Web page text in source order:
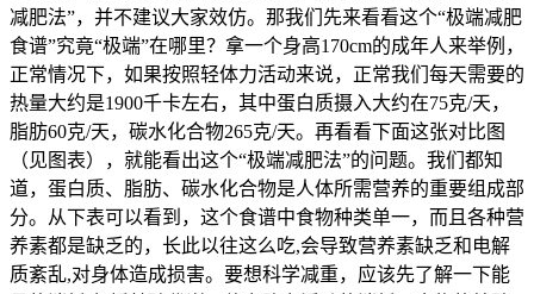
减肥法”，并不建议大家效仿。那我们先来看看这个“极端减肥
食谱”究竟“极端”在哪里？拿一个身高170cm的成年人来举例，
正常情况下，如果按照轻体力活动来说，正常我们每天需要的
热量大约是1900千卡左右，其中蛋白质摄入大约在75克/天，
脂肪60克/天，碳水化合物265克/天。再看看下面这张对比图
（见图表），就能看出这个“极端减肥法”的问题。我们都知
道，蛋白质、脂肪、碳水化合物是人体所需营养的重要组成部
分。从下表可以看到，这个食谱中食物种类单一，而且各种营
养素都是缺乏的，长此以往这么吃,会导致营养素缺乏和电解
质紊乱,对身体造成损害。要想科学减重，应该先了解一下能